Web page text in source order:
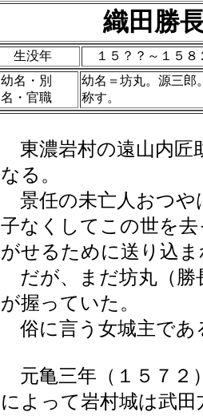
織田勝
生没年
１５？？～１５
幼名・別
名・官職
幼名＝坊丸。源三郎
称す。
東濃岩村の遠山内匠
なる。
景任の未亡人おつや
子なくしてこの世を
がせるために送り込
だが、まだ坊丸（勝
が握っていた。
俗に言う女城主であ
元亀三年（１５７２
によって岩村城は武